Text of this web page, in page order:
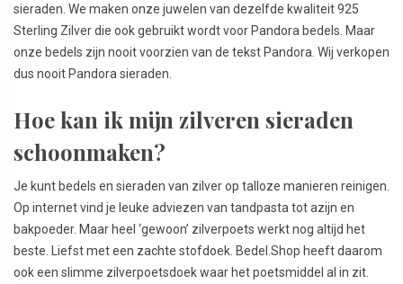
sieraden. We maken onze juwelen van dezelfde kwaliteit 925
Sterling Zilver die ook gebruikt wordt voor Pandora bedels. Maar
onze bedels zijn nooit voorzien van de tekst Pandora. Wij verkopen
dus nooit Pandora sieraden.
Hoe kan ik mijn zilveren sieraden
schoonmaken?
Je kunt bedels en sieraden van zilver op talloze manieren reinigen.
Op internet vind je leuke adviezen van tandpasta tot azijn en
bakpoeder. Maar heel ‘gewoon’ zilverpoets werkt nog altijd het
beste. Liefst met een zachte stofdoek. Bedel.Shop heeft daarom
ook een slimme zilverpoetsdoek waar het poetsmiddel al in zit.